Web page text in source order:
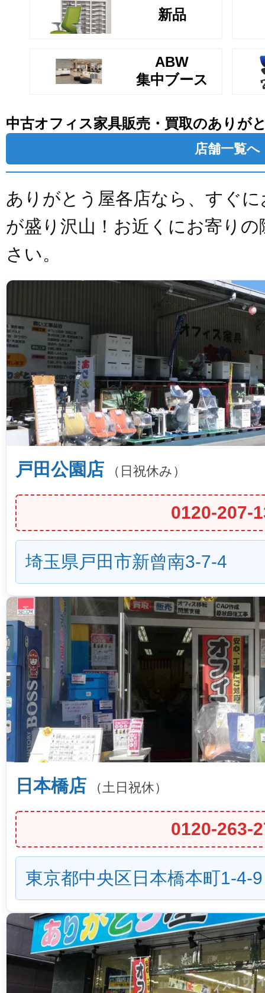
新品
ABW
集中ブース
中古オフィス家具販売・買取のありが
店舗一覧へ
ありがとう屋各店なら、すぐ
が盛り沢山！お近くにお寄り
さい。
戸田公園店 （日祝休み）
0120-207-
埼玉県戸田市新曾南3-7-4
日本橋店 （土日祝休）
0120-263-
東京都中央区日本橋本町1-4-9